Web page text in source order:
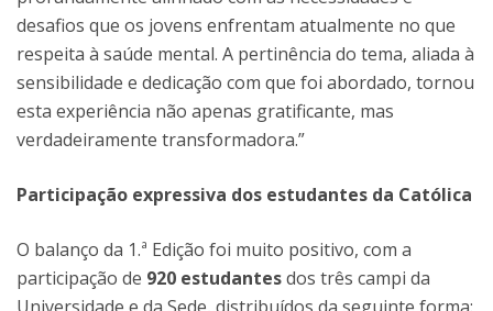
desafios que os jovens enfrentam atualmente no que
respeita à saúde mental. A pertinência do tema, aliada à
sensibilidade e dedicação com que foi abordado, tornou
esta experiência não apenas gratificante, mas
verdadeiramente transformadora.”
Participação expressiva dos estudantes da Católica
O balanço da 1.ª Edição foi muito positivo, com a
participação de 920 estudantesdos três campi da